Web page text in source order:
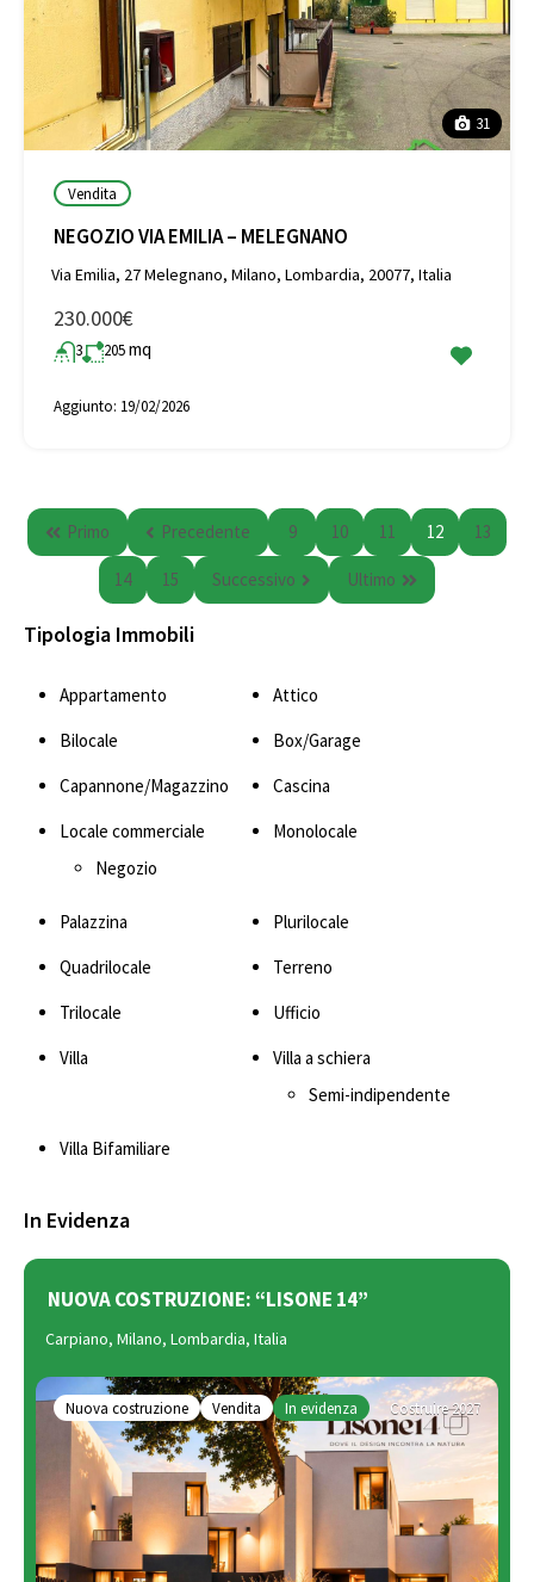
31
Vendita
NEGOZIO VIA EMILIA – MELEGNANO
Via Emilia, 27 Melegnano, Milano, Lombardia, 20077, Italia
230.000€
3 205mq
Aggiunto: 19/02/2026
Primo Precedente 9 10 11 12 13
14 15 Successivo Ultimo
Tipologia Immobili
Appartamento
Attico
Bilocale
Box/Garage
Capannone/Magazzino
Cascina
Locale commerciale
Negozio
Monolocale
Palazzina
Plurilocale
Quadrilocale
Terreno
Trilocale
Ufficio
Villa
Villa a schiera
Semi-indipendente
Villa Bifamiliare
In Evidenza
NUOVA COSTRUZIONE: “LISONE 14”
Carpiano, Milano, Lombardia, Italia
Nuova costruzione Vendita In evidenza Costruire 2027